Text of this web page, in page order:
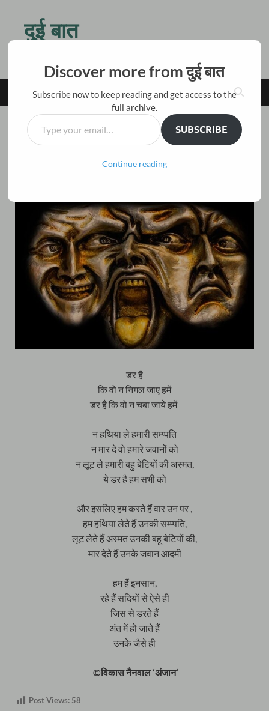
दुई बात
MAIN MENU
कविता
डर है
कि वो न निगल जाए हमें
डर है कि वो न चबा जाये हमें
न हथिया ले हमारी सम्प्पति
न मार दे वो हमारे जवानों को
न लूट ले हमारी बहु बेटियों की अस्मत,
ये डर है हम सभी को
और इसलिए हम करते हैं वार उन पर ,
हम हथिया लेते हैं उनकी सम्प्पति,
लूट लेते हैं अस्मत उनकी बहू बेटियों की,
मार देते हैं उनके जवान आदमी
हम हैं इनसान,
रहे हैं सदियों से ऐसे ही
जिस से डरते हैं
अंत में हो जाते हैं
उनके जैसे ही
©विकास नैनवाल ‘अंजान’
Post Views: 58
Discover more from दुई बात
Subscribe now to keep reading and get access to the
full archive.
SUBSCRIBE
Continue reading